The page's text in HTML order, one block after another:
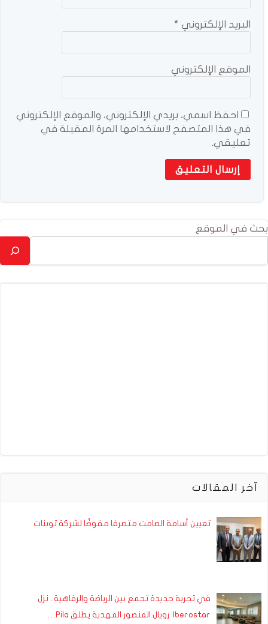
البريد الإلكتروني *
الموقع الإلكتروني
احفظ اسمي، بريدي الإلكتروني، والموقع الإلكتروني
في هذا المتصفح لاستخدامها المرة المقبلة في
تعليقي.
بحث في الموقع
آخر المقالات
تعيين أسامة الصامت متصرفا مفوضًا لشركة توبنات
في تجربة جديدة تجمع بين الرياضة والرفاهية.. نزل
Iberostar رويال المنصور المهدية يطلق Pila…